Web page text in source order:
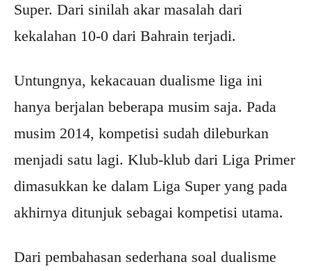
Super. Dari sinilah akar masalah dari
kekalahan 10-0 dari Bahrain terjadi.
Untungnya, kekacauan dualisme liga ini
hanya berjalan beberapa musim saja. Pada
musim 2014, kompetisi sudah dileburkan
menjadi satu lagi. Klub-klub dari Liga Primer
dimasukkan ke dalam Liga Super yang pada
akhirnya ditunjuk sebagai kompetisi utama.
Dari pembahasan sederhana soal dualisme